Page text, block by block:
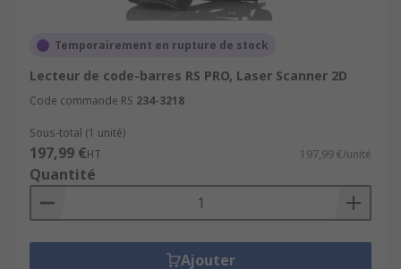
Temporairement en rupture de stock
Lecteur de code-barres RS PRO, Laser Scanner 2D
Code commande RS 234-3218
Sous-total (1 unité)
197,99 €HT 197,99 €/unité
Quantité
Ajouter